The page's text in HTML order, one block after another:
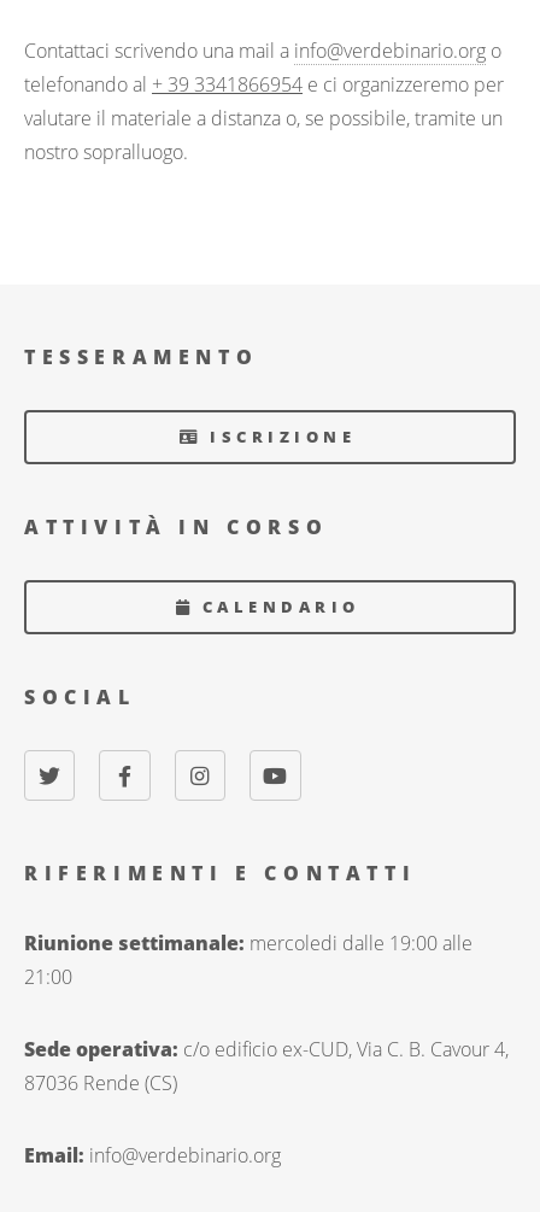
Contattaci scrivendo una mail a info@verdebinario.org o
telefonando al + 39 3341866954 e ci organizzeremo per
valutare il materiale a distanza o, se possibile, tramite un
nostro sopralluogo.
RIFERIMENTI E CONTATTI
Riunione settimanale: mercoledi dalle 19:00 alle
21:00
Sede operativa: c/o edificio ex-CUD, Via C. B. Cavour 4,
87036 Rende (CS)
Email: info@verdebinario.org
TESSERAMENTO
ISCRIZIONE
ATTIVITÀ IN CORSO
CALENDARIO
SOCIAL